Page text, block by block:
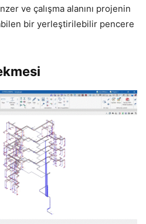
ve çalışma alanını projenin
bir yerleştirilebilir pencere